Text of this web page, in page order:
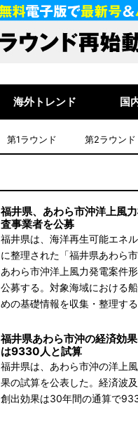
海外トレンド 国
第1ラウンド 第2ラウンド
福井県は、海洋再生可能エネ
に整理された「福井県あわら
あわら市沖洋上風力発電案件
公募する。対象海域における
めの基礎情報を収集・整理する
福井県、あわら市沖洋上風
査事業者を公募
福井県は、あわら市沖の洋上
果の試算を公表した。経済波
創出効果は30年間の通算で
福井県あわら市沖の経済効
は9330人と試算